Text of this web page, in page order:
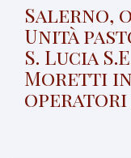
Salerno,
Unità
S. Lucia
Moretti